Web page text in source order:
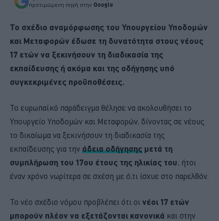
προτιμώμενη πηγή στην Google
Το σχέδιο αναμόρφωσης του Υπουργείου Υποδομών
και Μεταφορών έδωσε τη δυνατότητα στους νέους
17 ετών να ξεκινήσουν τη διαδικασία της
εκπαίδευσης ή ακόμα και της οδήγησης υπό
συγκεκριμένες προϋποθέσεις.
Το ευρωπαϊκό παράδειγμα θέλησε να ακολουθήσει το
Υπουργείο Υποδομών και Μεταφορών, δίνοντας σε νέους
το δικαίωμα να ξεκινήσουν τη διαδικασία της
εκπαίδευσης για την άδεια οδήγησης μετά τη
συμπλήρωση του 17ου έτους της ηλικίας του, ήτοι
έναν χρόνο νωρίτερα σε σχέση με ό,τι ίσχυε στο παρελθόν.
Το νέο σχέδιο νόμου προβλέπει ότι οι νέοι 17 ετών
μπορούν πλέον να εξετάζονται κανονικά και στην